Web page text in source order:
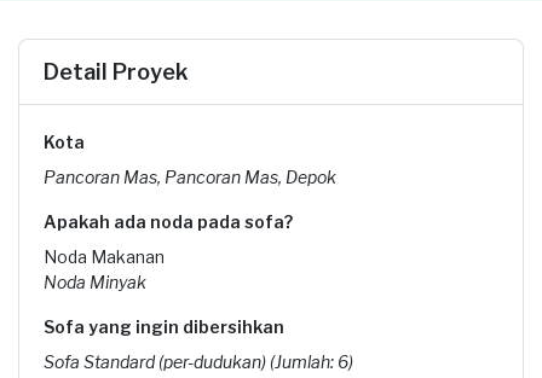
Detail Proyek
Kota
Pancoran Mas, Pancoran Mas, Depok
Apakah ada noda pada sofa?
Noda Makanan
Noda Minyak
Sofa yang ingin dibersihkan
Sofa Standard (per-dudukan) (Jumlah: 6)